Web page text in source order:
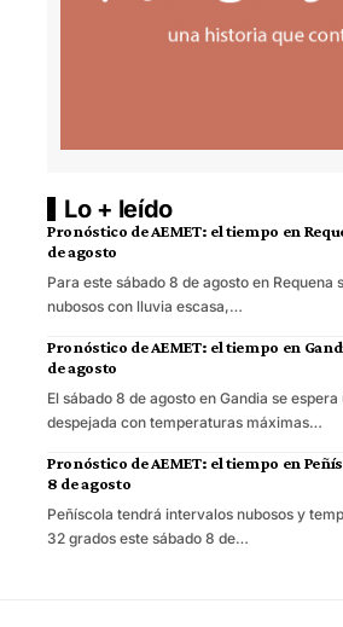
Lo + leído
Pronóstico de AEMET: el tiempo en
de agosto
Para este sábado 8 de agosto en Requena
nubosos con lluvia escasa,…
Pronóstico de AEMET: el tiempo en
de agosto
El sábado 8 de agosto en Gandia se
despejada con temperaturas máximas…
Pronóstico de AEMET: el tiempo en
8 de agosto
Peñíscola tendrá intervalos nubosos y
32 grados este sábado 8 de…